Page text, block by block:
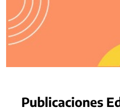
Publicaciones